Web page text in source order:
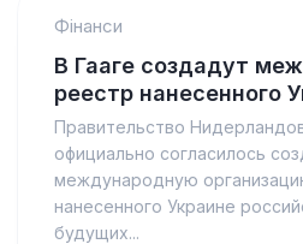
Фінанси
В Гааге создадут
реестр нанесенного
Правительство
официально согласилось
международную
нанесенного Украине
будущих...